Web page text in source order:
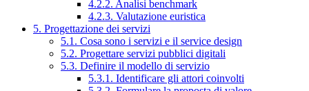
4.2.2. Analisi benchmark
4.2.3. Valutazione euristica
5. Progettazione dei servizi
5.1. Cosa sono i servizi e il service design
5.2. Progettare servizi pubblici digitali
5.3. Definire il modello di servizio
5.3.1. Identificare gli attori coinvolti